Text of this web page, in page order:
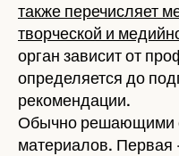
также перечисляет
творческой и
орган зависит от
определяется до
рекомендации.
Обычно решающими
материалов.